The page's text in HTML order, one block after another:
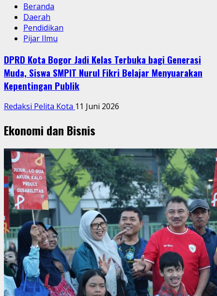
Beranda
Daerah
Pendidikan
Pijar Ilmu
DPRD Kota Bogor Jadi Kelas Terbuka bagi Generasi
Muda, Siswa SMPIT Nurul Fikri Belajar Menyuarakan
Kepentingan Publik
Redaksi Pelita Kota 11 Juni 2026
Ekonomi dan Bisnis